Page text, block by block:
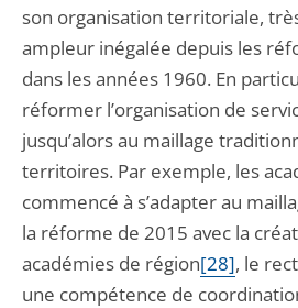
son organisation territoriale,
ampleur inégalée depuis les
dans les années 1960. En
réformer l’organisation de
jusqu’alors au maillage
territoires. Par exemple, les
commencé à s’adapter au
la réforme de 2015 avec la
académies de région[28], le
une compétence de